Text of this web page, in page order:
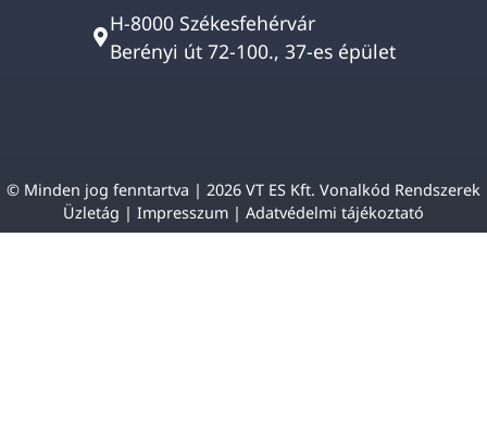
H-8000 Székesfehérvár
Berényi út 72-100., 37-es épület
© Minden jog fenntartva | 2026 VT ES Kft. Vonalkód Rendszerek
Üzletág | Impresszum | Adatvédelmi tájékoztató